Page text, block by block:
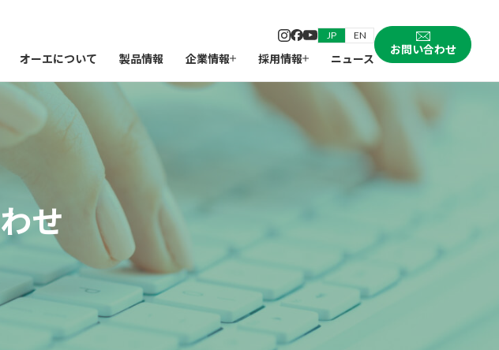
JP EN
オーエについて 製品情報 企業情報 採用情報 ニュース
お問い合わせ
せ